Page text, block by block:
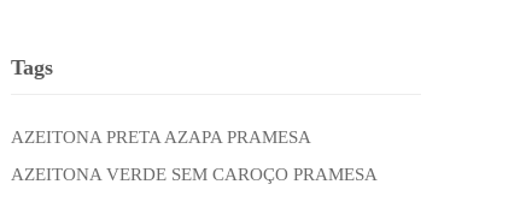
Tags
AZEITONA PRETA AZAPA PRAMESA
AZEITONA VERDE SEM CAROÇO PRAMESA